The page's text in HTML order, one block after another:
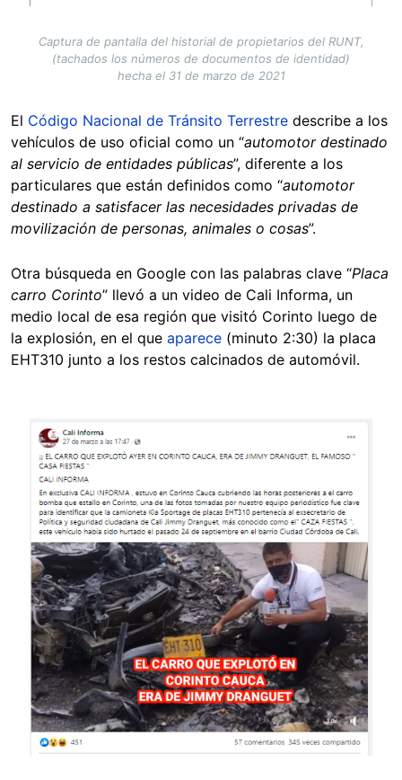
Captura de pantalla del historial de propietarios del RUNT,
(tachados los números de documentos de identidad)
hecha el 31 de marzo de 2021
El Código Nacional de Tránsito Terrestre describe a los
vehículos de uso oficial como un “automotor destinado
al servicio de entidades públicas”, diferente a los
particulares que están definidos como “automotor
destinado a satisfacer las necesidades privadas de
movilización de personas, animales o cosas”.
Otra búsqueda en Google con las palabras clave “Placa
carro Corinto” llevó a un video de Cali Informa, un
medio local de esa región que visitó Corinto luego de
la explosión, en el que aparece (minuto 2:30) la placa
EHT310 junto a los restos calcinados de automóvil.
Image